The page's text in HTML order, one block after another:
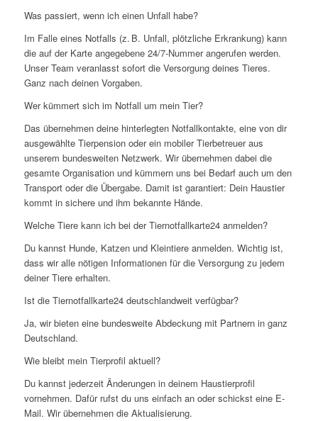
Was passiert, wenn ich einen Unfall habe?
Im Falle eines Notfalls (z. B. Unfall, plötzliche Erkrankung) kann
die auf der Karte angegebene 24/7-Nummer angerufen werden.
Unser Team veranlasst sofort die Versorgung deines Tieres.
Ganz nach deinen Vorgaben.
Wer kümmert sich im Notfall um mein Tier?
Das übernehmen deine hinterlegten Notfallkontakte, eine von dir
ausgewählte Tierpension oder ein mobiler Tierbetreuer aus
unserem bundesweiten Netzwerk. Wir übernehmen dabei die
gesamte Organisation und kümmern uns bei Bedarf auch um den
Transport oder die Übergabe. Damit ist garantiert: Dein Haustier
kommt in sichere und ihm bekannte Hände.
Welche Tiere kann ich bei der Tiernotfallkarte24 anmelden?
Du kannst Hunde, Katzen und Kleintiere anmelden. Wichtig ist,
dass wir alle nötigen Informationen für die Versorgung zu jedem
deiner Tiere erhalten.
Ist die Tiernotfallkarte24 deutschlandweit verfügbar?
Ja, wir bieten eine bundesweite Abdeckung mit Partnern in ganz
Deutschland.
Wie bleibt mein Tierprofil aktuell?
Du kannst jederzeit Änderungen in deinem Haustierprofil
vornehmen. Dafür rufst du uns einfach an oder schickst eine E-
Mail. Wir übernehmen die Aktualisierung.